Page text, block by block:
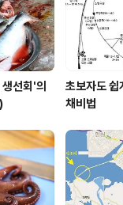
선회'의
초보자도 쉽
채비법